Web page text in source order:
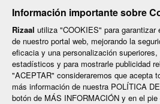
Información importante sobre
Rizaal utiliza "COOKIES" para garantizar
de nuestro portal web, mejorando la
eficacia y una personalización superiores,
estadísticos y para mostrarle publicidad
"ACEPTAR" consideraremos que acepta
más información de nuestra POLÍTICA
botón de MÁS INFORMACIÓN y en el pie
- ESP-ENG-CAT